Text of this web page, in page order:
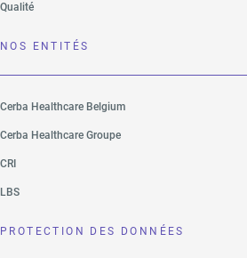
Qualité
NOS ENTITÉS
Cerba Healthcare Belgium
Cerba Healthcare Groupe
CRI
LBS
PROTECTION DES DONNÉES